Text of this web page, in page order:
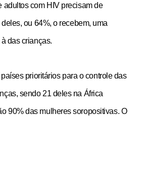
adultos com HIV precisam de
ou 64%, o recebem, uma
das crianças.
prioritários para o controle das
sendo 21 deles na África
90% das mulheres soropositivas. O